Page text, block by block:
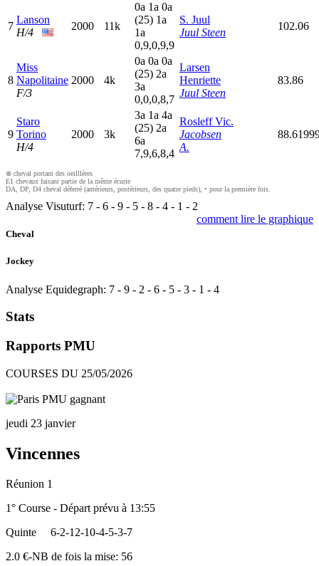
7
Lanson
H/4
2000 11k
0a 1a 0a
(25) 1a
1a
0,9,0,9,9
S. Juul
Juul Steen
102.06
8
Miss
Napolitaine
F/3
2000 4k
0a 0a 0a
(25) 2a
3a
0,0,0,8,7
Larsen
Henriette
Juul Steen
83.86
9
Staro
Torino
H/4
2000 3k
3a 1a 4a
(25) 2a
6a
7,9,6,8,4
Rosleff Vic.
Jacobsen
A.
⊗ cheval portant des oeilllères
E1 chevaux faisant partie de la même écurie
DA, DP, D4 cheval déferré (antérieurs, postérieurs, des quatre pieds), • pour la première fois.
Analyse Visuturf: 7 - 6 - 9 - 5 - 8 - 4 - 1 - 2
comment lire le graphique
Cheval
Jockey
Analyse Equidegraph: 7 - 9 - 2 - 6 - 5 - 3 - 1 - 4
Stats
Rapports PMU
COURSES DU 25/05/2026
jeudi 23 janvier
Vincennes
Réunion 1
1° Course - Départ prévu à 13:55
Quinte
6-2-12-10-4-5-3-7
2.0 €-NB de fois la mise: 56